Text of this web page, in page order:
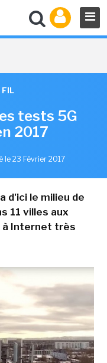
FIL
tests 5G
2017
le 23 Février 2017
d'ici le milieu de
11 villes aux
à Internet très